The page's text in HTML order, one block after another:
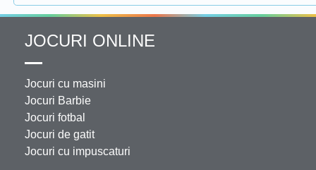
JOCURI ONLINE
Jocuri cu masini
Jocuri Barbie
Jocuri fotbal
Jocuri de gatit
Jocuri cu impuscaturi